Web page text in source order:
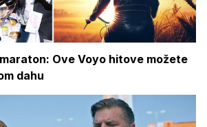
Ove Voyo hitove možete
dahu